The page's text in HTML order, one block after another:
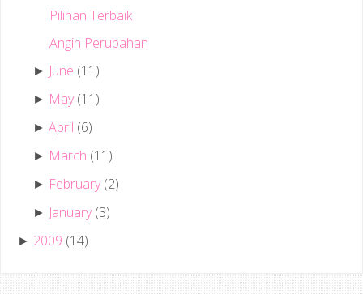
Pilihan Terbaik
Angin Perubahan
► June (11)
► May (11)
►April (6)
► March (11)
► February (2)
► January (3)
► 2009 (14)